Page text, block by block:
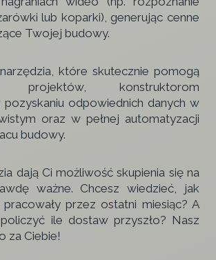
lub koparki), generując cenne
Twojej budowy.
które skutecznie pomogą
projektów, konstruktorom
pozyskaniu odpowiednich danych w
oraz w pełnej automatyzacji
budowy.
dają Ci możliwość skupienia się na
ważne. Chcesz wiedzieć, jak
przez ostatni miesiąc? A
ile dostaw przyszło? Nasz
za Ciebie!